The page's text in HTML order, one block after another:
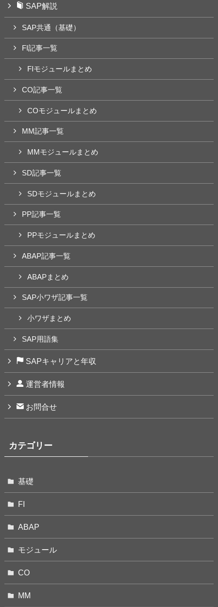
SAP解説
SAP共通（基礎）
FI記事一覧
FIモジュールまとめ
CO記事一覧
COモジュールまとめ
MM記事一覧
MMモジュールまとめ
SD記事一覧
SDモジュールまとめ
PP記事一覧
PPモジュールまとめ
ABAP記事一覧
ABAPまとめ
SAP小ワザ記事一覧
小ワザまとめ
SAP用語集
SAPキャリアと年収
運営者情報
お問合せ
カテゴリー
基礎
FI
ABAP
モジュール
CO
MM